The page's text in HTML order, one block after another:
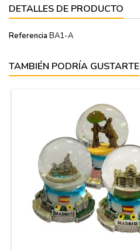
DETALLES DE PRODUCTO
Referencia BA1-A
TAMBIÉN PODRÍA GUSTARTE